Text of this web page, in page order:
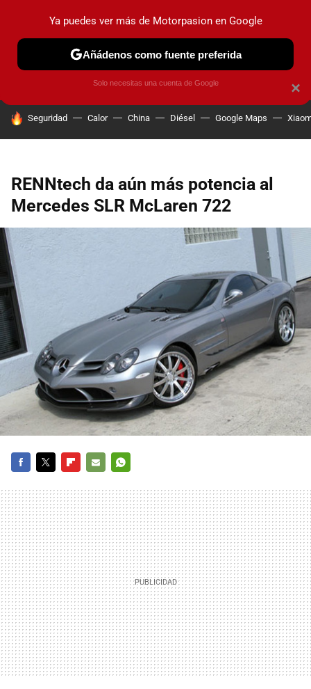
PRUEBAS COCHES ELÉCTRICOS OBSERVATORIO
HOY SE HABLA DE
Seguridad Calor China Diésel Google Maps
RENNtech da aún más potencia al
Mercedes SLR McLaren 722
MAIL
×
Ya puedes ver más de Motorpasion en Google
Añádenos como fuente preferida
Solo necesitas una cuenta de Google